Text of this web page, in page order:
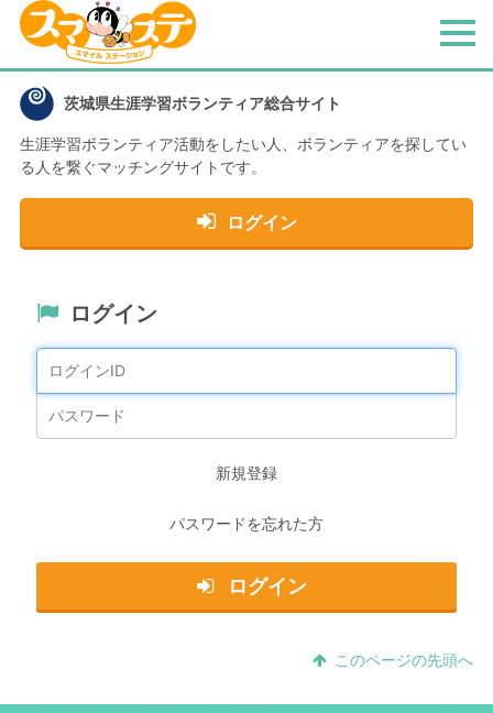
茨城県生涯学習ボランティア総合サイト
生涯学習ボランティア活動をしたい人、 ボランティアを探してい
る人を繋ぐマッチングサイトです。
ログイン
メ
ログイン
新規登録
パスワードを忘れた方
ログイン
このページの先頭へ